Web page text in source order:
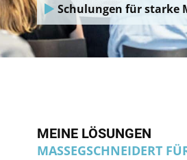
Schulungen für starke
MEINE LÖSUNGEN
MASSEGSCHNEIDERT